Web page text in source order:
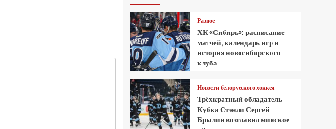
Разное
ХК «Сибирь»: расписание
матчей, календарь игр и
история новосибирского
клуба
Новости белорусского хоккея
Трёхкратный обладатель
Кубка Стэнли Сергей
Брылин возглавил минское